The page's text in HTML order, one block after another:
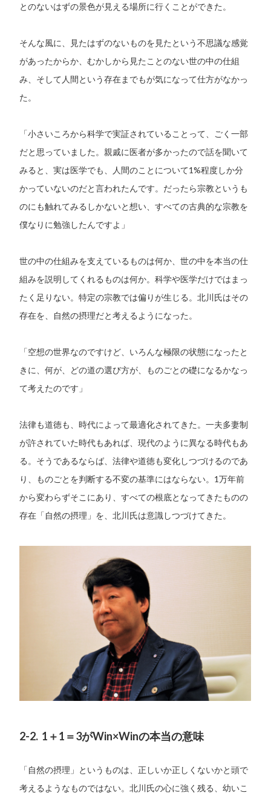
とのないはずの景色が見える場所に行くことができた。
そんな風に、見たはずのないものを見たという不思議な感覚
があったからか、むかしから見たことのない世の中の仕組
み、そして人間という存在までもが気になって仕方がなかっ
た。
「小さいころから科学で実証されていることって、ごく一部
だと思っていました。親戚に医者が多かったので話を聞いて
みると、実は医学でも、人間のことについて1%程度しか分
かっていないのだと言われたんです。だったら宗教というも
のにも触れてみるしかないと想い、すべての古典的な宗教を
僕なりに勉強したんですよ」
世の中の仕組みを支えているものは何か、世の中を本当の仕
組みを説明してくれるものは何か。科学や医学だけではまっ
たく足りない。特定の宗教では偏りが生じる。北川氏はその
存在を、自然の摂理だと考えるようになった。
「空想の世界なのですけど、いろんな極限の状態になったと
きに、何が、どの道の選び方が、ものごとの礎になるかなっ
て考えたのです」
法律も道徳も、時代によって最適化されてきた。一夫多妻制
が許されていた時代もあれば、現代のように異なる時代もあ
る。そうであるならば、法律や道徳も変化しつづけるのであ
り、ものごとを判断する不変の基準にはならない。1万年前
から変わらずそこにあり、すべての根底となってきたものの
存在「自然の摂理」を、北川氏は意識しつづけてきた。
2-2. 1＋1＝3がWin×Winの本当の意味
「自然の摂理」というものは、正しいか正しくないかと頭で
考えるようなものではない。北川氏の心に強く残る、幼いこ